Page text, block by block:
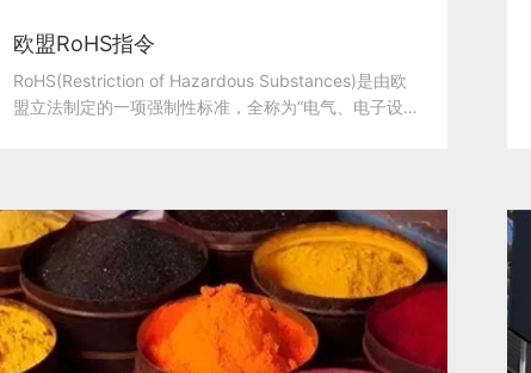
欧盟RoHS指令
RoHS(Restriction of Hazardous Substances)是由欧
盟立法制定的一项强制性标准，全称为“电气、电子设